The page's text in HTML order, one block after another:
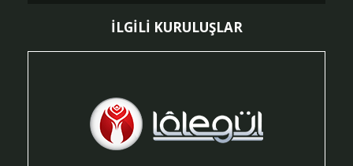
İLGİLİ KURULUŞLAR